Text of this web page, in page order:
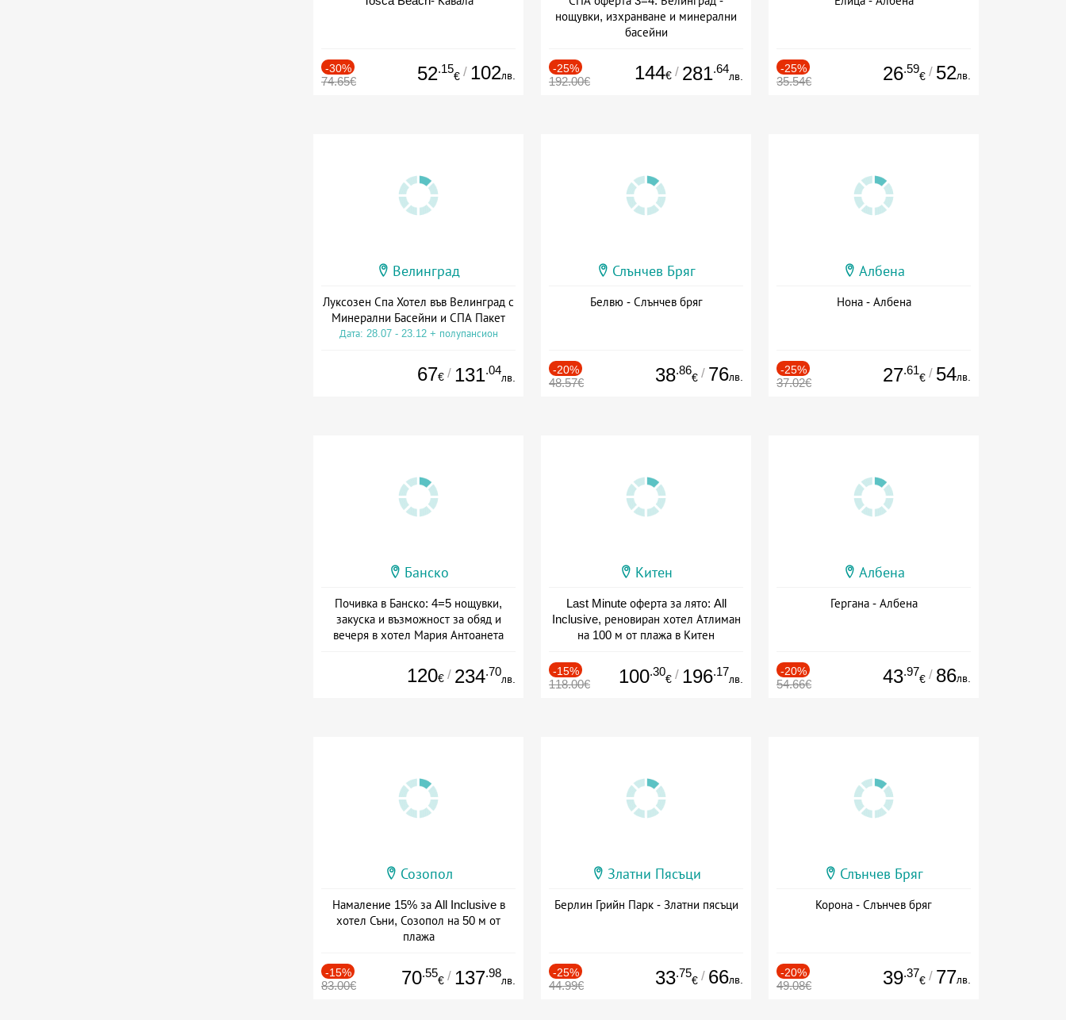
-30%
74.65€ 52.15
€ / 102лв.
нощувки, изхранване и минерални
басейни
-25%
192.00€ 144€ / 281.64
лв.
-25%
35.54€ 26.59
€ / 52лв.
Велинград
Луксозен Спа Хотел във Велинград с
Минерални Басейни и СПА Пакет
Дата: 28.07 - 23.12 + полупансион
67€ / 131.04
лв.
Слънчев Бряг
Белвю - Слънчев бряг
-20%
48.57€ 38.86
€ / 76лв.
Албена
Нона - Албена
-25%
37.02€ 27.61
€ / 54лв.
Банско
Почивка в Банско: 4=5 нощувки,
закуска и възможност за обяд и
вечеря в хотел Мария Антоанета
120€ / 234.70
лв.
Китен
Last Minute оферта за лято: All
Inclusive, реновиран хотел Атлиман
на 100 м от плажа в Китен
-15%
118.00€ 100.30
€ / 196.17
лв.
Албена
Гергана - Албена
-20%
54.66€ 43.97
€ / 86лв.
Созопол
Намаление 15% за All Inclusive в
хотел Съни, Созопол на 50 м от
плажа
-15%
83.00€ 70.55
€ / 137.98
лв.
Златни Пясъци
Берлин Грийн Парк - Златни пясъци
-25%
44.99€ 33.75
€ / 66лв.
Слънчев Бряг
Корона - Слънчев бряг
-20%
49.08€ 39.37
€ / 77лв.